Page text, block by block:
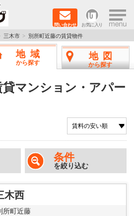
問い合わせ お気に入り ×
三木市 別所町近藤の賃貸物件
地域
から探す
地図
から探す
マンション・アパー
条件
を絞り込む
木西
所町近藤